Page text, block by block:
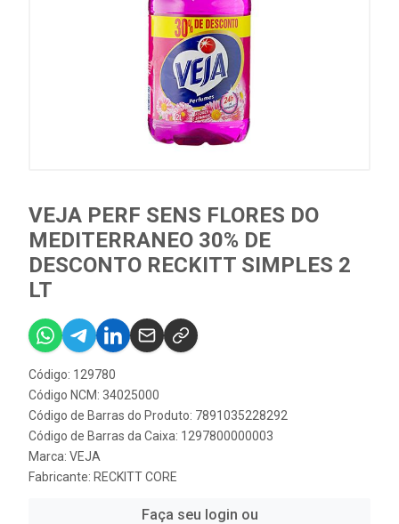
VEJA PERF SENS FLORES DO
MEDITERRANEO 30% DE
DESCONTO RECKITT SIMPLES 2
LT
Código: 129780
Código NCM: 34025000
Código de Barras do Produto: 7891035228292
Código de Barras da Caixa: 1297800000003
Marca: VEJA
Fabricante: RECKITT CORE
Faça seu login ou